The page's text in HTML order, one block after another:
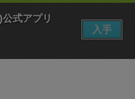
式アプリ
入手